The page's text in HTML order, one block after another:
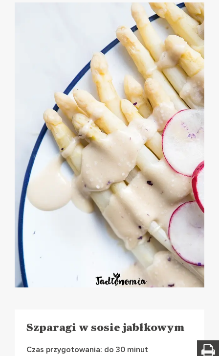
Szparagi w sosie jabłkowym
Czas przygotowania: do 30 minut